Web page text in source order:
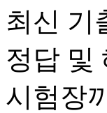
최신 기
정답 및
시험장